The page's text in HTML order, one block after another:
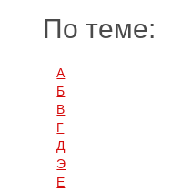
По теме:
А
Б
В
Г
Д
Э
Е